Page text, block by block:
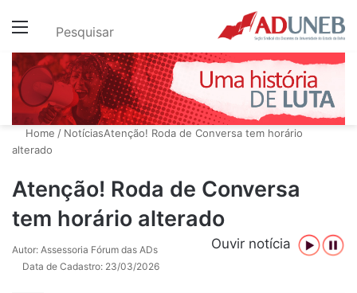
Menu Pesquisar
Home / NotíciasAtenção! Roda de Conversa tem horário
alterado
Atenção! Roda de Conversa
tem horário alterado
Ouvir notícia
Autor: Assessoria Fórum das ADs
Data de Cadastro: 23/03/2026